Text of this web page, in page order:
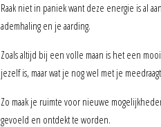
Raak niet in paniek want deze energie is al
ademhaling en je aarding.
Zoals altijd bij een volle maan is het een
jezelf is, maar wat je nog wel met je
Zo maak je ruimte voor nieuwe
gevoeld en ontdekt te worden.